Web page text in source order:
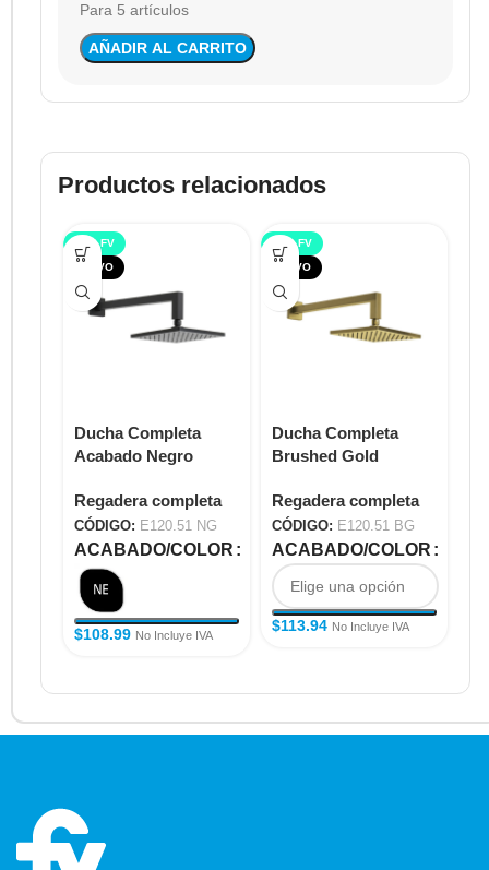
Para 5 artículos
AÑADIR AL CARRITO
Productos relacionados
TOP FV
NUEVO
Ducha Completa
Acabado Negro
Regadera completa
CÓDIGO: E120.51 NG
ACABADO/COLOR
$108.99 No Incluye IVA
TOP FV
NUEVO
Ducha Completa
Brushed Gold
Regadera completa
CÓDIGO: E120.51 BG
ACABADO/COLOR
$113.94 No Incluye IVA